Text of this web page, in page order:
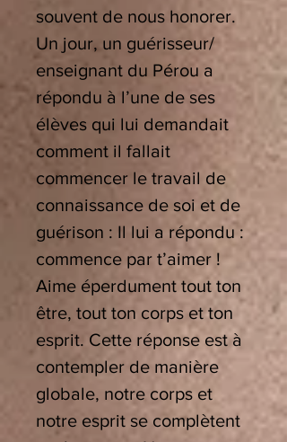
souvent de nous honorer.
Un jour, un guérisseur/
enseignant du Pérou a
répondu à l’une de ses
élèves qui lui demandait
comment il fallait
commencer le travail de
connaissance de soi et de
guérison : Il lui a répondu :
commence par t’aimer !
Aime éperdument tout ton
être, tout ton corps et ton
esprit. Cette réponse est à
contempler de manière
globale, notre corps et
notre esprit se complètent